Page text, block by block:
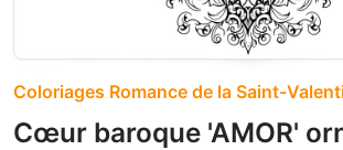
Coloriages Romance de la Saint-
Cœur baroque 'AMOR'